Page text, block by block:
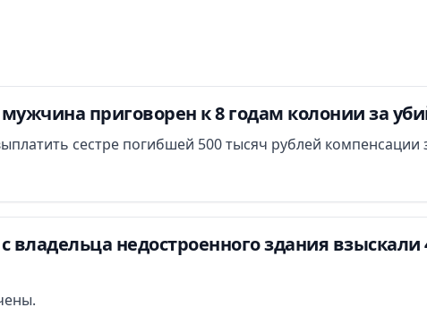
приговорен к 8 годам колонии за
сестре погибшей 500 тысяч рублей
владельца недостроенного здания взыскали